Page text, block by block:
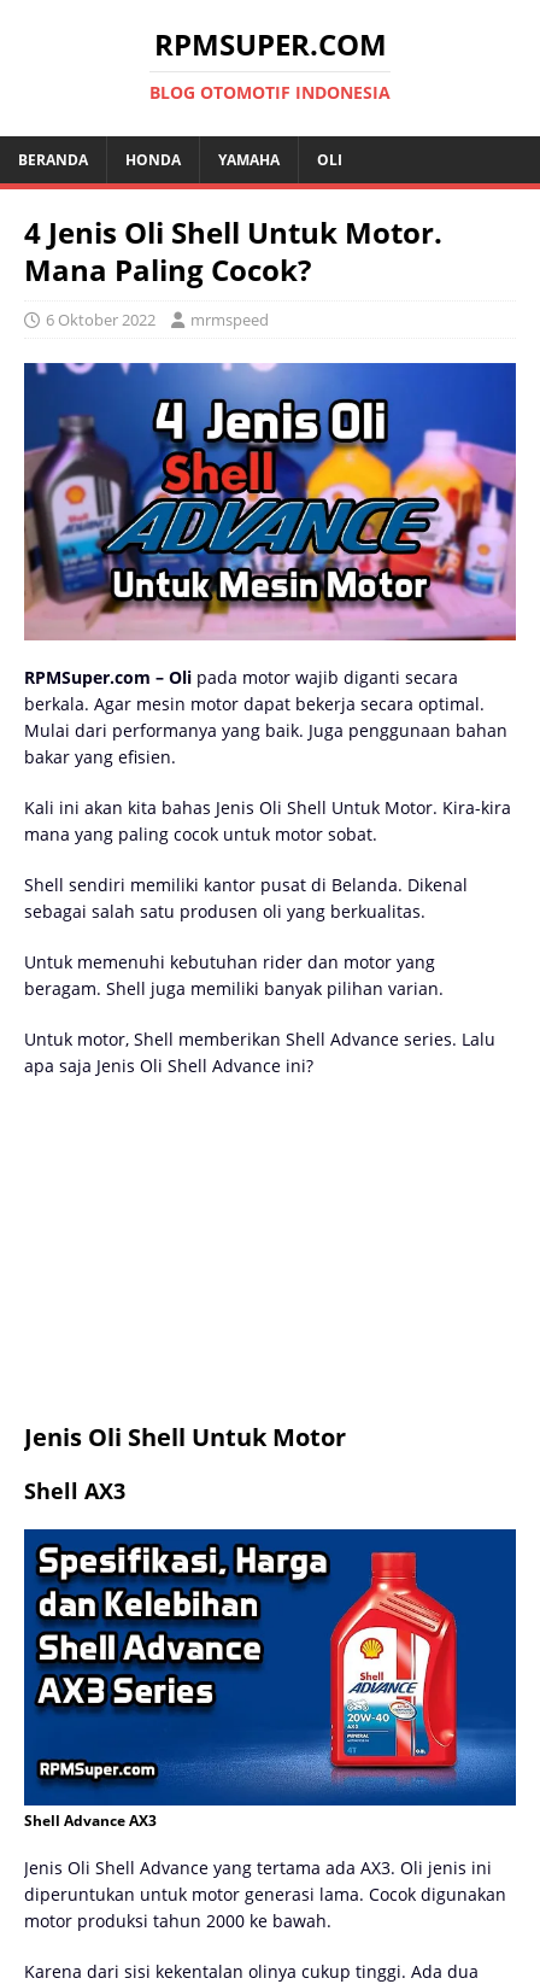
RPMSUPER.COM
BLOG OTOMOTIF INDONESIA
BERANDA HONDA YAMAHA OLI
4 Jenis Oli Shell Untuk Motor.
Mana Paling Cocok?
6 Oktober 2022 mrmspeed
RPMSuper.com – Oli pada motor wajib diganti secara
berkala. Agar mesin motor dapat bekerja secara optimal.
Mulai dari performanya yang baik. Juga penggunaan bahan
bakar yang efisien.
Kali ini akan kita bahas Jenis Oli Shell Untuk Motor. Kira-kira
mana yang paling cocok untuk motor sobat.
Shell sendiri memiliki kantor pusat di Belanda. Dikenal
sebagai salah satu produsen oli yang berkualitas.
Untuk memenuhi kebutuhan rider dan motor yang
beragam. Shell juga memiliki banyak pilihan varian.
Untuk motor, Shell memberikan Shell Advance series. Lalu
apa saja Jenis Oli Shell Advance ini?
Jenis Oli Shell Untuk Motor
Shell AX3
Shell Advance AX3
Jenis Oli Shell Advance yang tertama ada AX3. Oli jenis ini
diperuntukan untuk motor generasi lama. Cocok digunakan
motor produksi tahun 2000 ke bawah.
Karena dari sisi kekentalan olinya cukup tinggi. Ada dua